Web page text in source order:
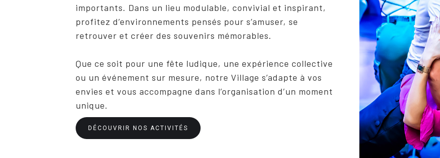
importants. Dans un lieu modulable, convivial et inspirant,
profitez d’environnements pensés pour s’amuser, se
retrouver et créer des souvenirs mémorables.
Que ce soit pour une fête ludique, une expérience collective
ou un événement sur mesure, notre Village s’adapte à vos
envies et vous accompagne dans l’organisation d’un moment
unique.
DÉCOUVRIR NOS ACTIVITÉS